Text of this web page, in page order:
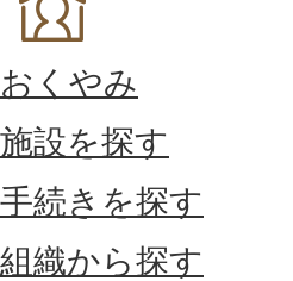
おくやみ
施設を探す
手続きを探す
組織から探す